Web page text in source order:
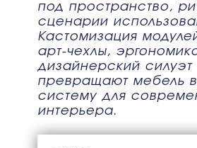
под пространство,
сценарии
Кастомизация
арт-чехлы,
дизайнерский силуэт
превращают мебель
систему для
интерьера.